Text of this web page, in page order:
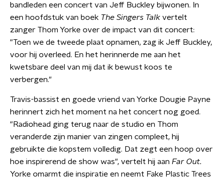
bandleden een concert van Jeff Buckley bijwonen. In
een hoofdstuk van boek The Singers Talk vertelt
zanger Thom Yorke over de impact van dit concert:
"Toen we de tweede plaat opnamen, zag ik Jeff Buckley,
voor hij overleed. En het herinnerde me aan het
kwetsbare deel van mij dat ik bewust koos te
verbergen."
Travis-bassist en goede vriend van Yorke Dougie Payne
herinnert zich het moment na het concert nog goed.
"Radiohead ging terug naar de studio en Thom
veranderde zijn manier van zingen compleet, hij
gebruikte die kopstem volledig. Dat zegt een hoop over
hoe inspirerend de show was", vertelt hij aan Far Out.
Yorke omarmt die inspiratie en neemt Fake Plastic Trees